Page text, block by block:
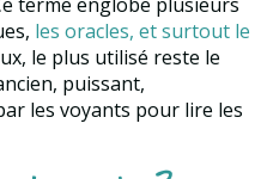
les oracles, et surtout le
le plus utilisé reste le
puissant,
les voyants pour lire les